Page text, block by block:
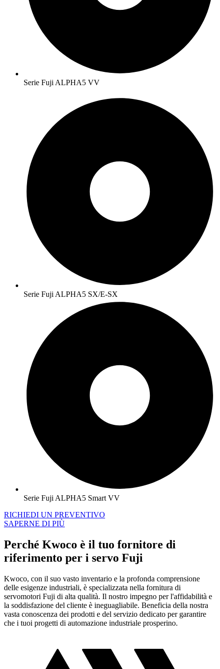
Serie Fuji ALPHA5 VV
Serie Fuji ALPHA5 SX/E-SX
Serie Fuji ALPHA5 Smart VV
RICHIEDI UN PREVENTIVO
SAPERNE DI PIÙ
Perché Kwoco è il tuo fornitore di
riferimento per i servo Fuji
Kwoco, con il suo vasto inventario e la profonda comprensione
delle esigenze industriali, è specializzata nella fornitura di
servomotori Fuji di alta qualità. Il nostro impegno per l'affidabilità e
la soddisfazione del cliente è ineguagliabile. Beneficia della nostra
vasta conoscenza dei prodotti e del servizio dedicato per garantire
che i tuoi progetti di automazione industriale prosperino.